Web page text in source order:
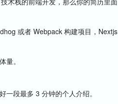
或者 Webpack 构建项目，Nextjs
。
段最多 3 分钟的个人介绍。